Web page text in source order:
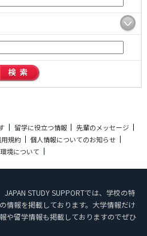
留学に役立つ情報
先輩のメッセージ
規約
個人情報についてのお知らせ
境について
STUDY SUPPORTでは、学校の特
情報を掲載しております。大学情報だけ
や留学情報も掲載しておりますのでぜひ